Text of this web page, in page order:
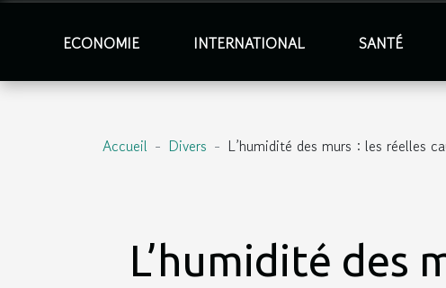
ECONOMIE INTERNATIONAL SANTÉ
Accueil Divers L’humidité des murs : les réelles
L’humidité des